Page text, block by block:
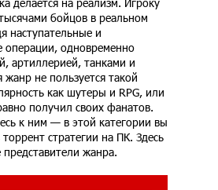
бойцов в реальном
наступательные и
операции, одновременно
артиллерией, танками и
не пользуется такой
как шутеры и RPG, или
получил своих фанатов.
к ним — в этой категории вы
стратегии на ПК. Здесь
жанра.